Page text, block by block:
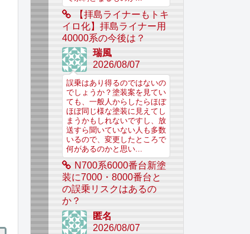
【拝島ライナーもトキ
イロ化】拝島ライナー用
40000系の今後は？
瑞風
2026/08/07
誤乗はあり得るのではないの
でしょうか？塗装案を見てい
ても、一般人からしたらほぼ
ほぼ同じ様な塗装に見えてし
まうかもしれないですし、放
送すら聞いていない人も多数
いるので、変更したところで
何があるのかと思い...
N700系6000番台新塗
装に7000・8000番台と
の誤乗リスクはあるの
か？
匿名
2026/08/07